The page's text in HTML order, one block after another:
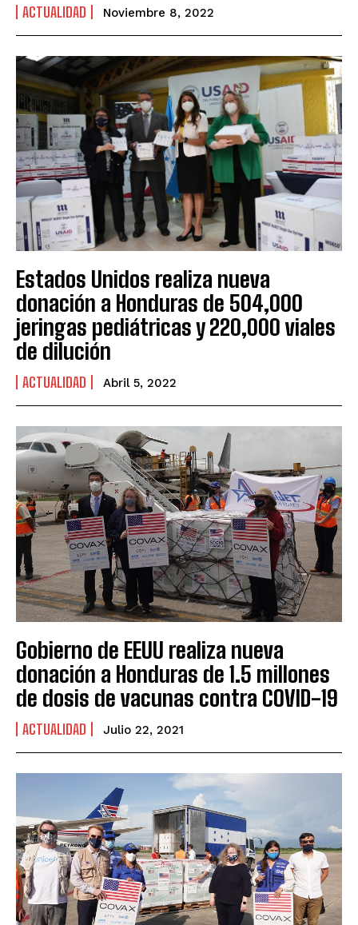
ACTUALIDAD Noviembre 8, 2022
Estados Unidos realiza nueva
donación a Honduras de 504,000
jeringas pediátricas y 220,000 viales
de dilución
ACTUALIDAD Abril 5, 2022
Gobierno de EEUU realiza nueva
donación a Honduras de 1.5 millones
de dosis de vacunas contra COVID-19
ACTUALIDAD Julio 22, 2021